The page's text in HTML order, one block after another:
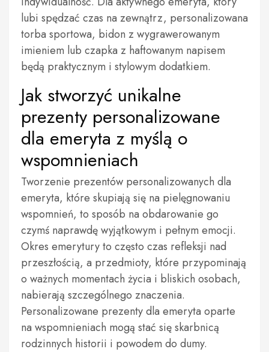
lubi spędzać czas na zewnątrz, personalizowana
torba sportowa, bidon z wygrawerowanym
imieniem lub czapka z haftowanym napisem
będą praktycznym i stylowym dodatkiem.
Jak stworzyć unikalne
prezenty personalizowane
dla emeryta z myślą o
wspomnieniach
Tworzenie prezentów personalizowanych dla
emeryta, które skupiają się na pielęgnowaniu
wspomnień, to sposób na obdarowanie go
czymś naprawdę wyjątkowym i pełnym emocji.
Okres emerytury to często czas refleksji nad
przeszłością, a przedmioty, które przypominają
o ważnych momentach życia i bliskich osobach,
nabierają szczególnego znaczenia.
Personalizowane prezenty dla emeryta oparte
na wspomnieniach mogą stać się skarbnicą
rodzinnych historii i powodem do dumy.